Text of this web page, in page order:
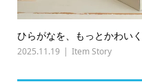
ひらがなを、もっとかわい
2025.11.19 Item Story